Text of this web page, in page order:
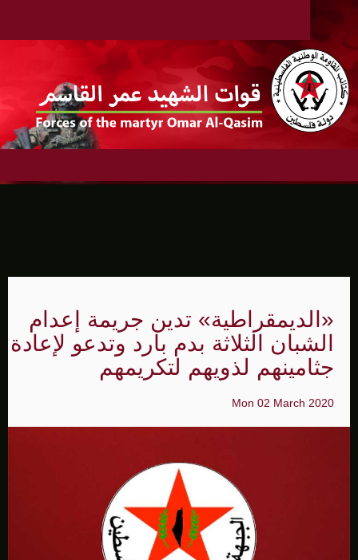
«الديمقراطية» تدين جريمة إعدام
الشبان الثلاثة بدم بارد وتدعو لإعادة
جثامينهم لذويهم لتكريمهم
Mon 02 March 2020